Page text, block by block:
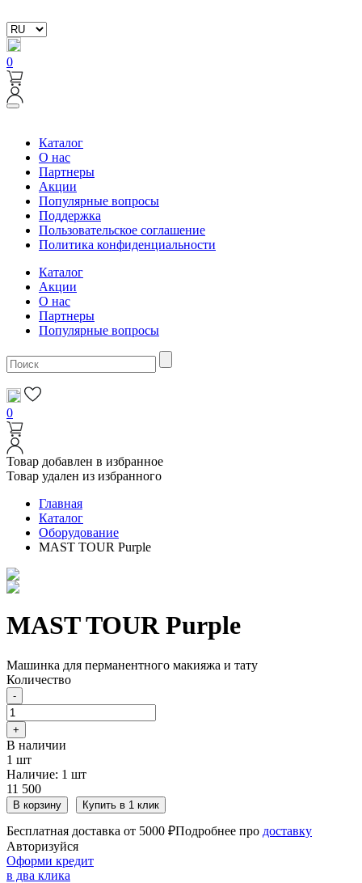
0
Каталог
О нас
Партнеры
Акции
Популярные вопросы
Поддержка
Пользовательское соглашение
Политика конфиденциальности
Каталог
Акции
О нас
Партнеры
Популярные вопросы
0
Товар добавлен в избранное
Товар удален из избранного
Главная
Каталог
Оборудование
MAST TOUR Purple
MAST TOUR Purple
Машинка для перманентного макияжа и тату
Количество
-
+
В наличии
1 шт
Наличие: 1 шт
11 500
В корзину Купить в 1 клик
Бесплатная доставка от 5000 ₽Подробнее про доставку
Авторизуйся
Оформи кредит
в два клика